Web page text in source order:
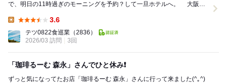
で、明日の11時過ぎのモーニングを予約？して一旦ホテルへ。 大阪へ
3.6
テツ0822食巡業 （2836）
2026/03 訪問
3回
「珈琲るーむ 森永」さんでひと休み❗️
ずっと気になってたお店「珈琲るーむ 森永」さんに行って来ました(^｡^)